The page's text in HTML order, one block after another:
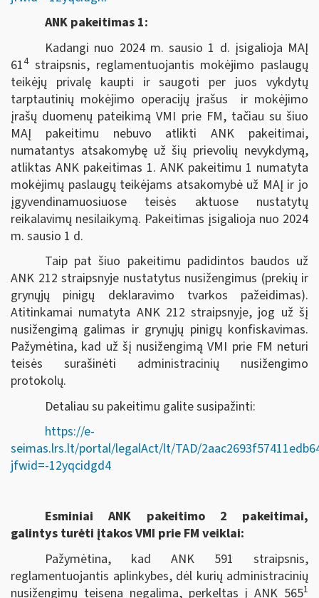
ANK pakeitimas 1:
Kadangi nuo 2024 m. sausio 1 d. įsigalioja MAĮ
614straipsnis, reglamentuojantis mokėjimo paslaugų
teikėjų privalę kaupti ir saugoti per juos vykdytų
tarptautinių mokėjimo operacijų įrašus ir mokėjimo
įrašų duomenų pateikimą VMI prie FM, tačiau su šiuo
MAĮ pakeitimu nebuvo atlikti ANK pakeitimai,
numatantys atsakomybę už šių prievolių nevykdymą,
atliktas ANK pakeitimas 1. ANK pakeitimu 1 numatyta
mokėjimų paslaugų teikėjams atsakomybė už MAĮ ir jo
įgyvendinamuosiuose teisės aktuose nustatytų
reikalavimų nesilaikymą. Pakeitimas įsigalioja nuo 2024
m. sausio 1 d.
Taip pat šiuo pakeitimu padidintos baudos už
ANK 212 straipsnyje nustatytus nusižengimus (prekių ir
grynųjų pinigų deklaravimo tvarkos pažeidimas).
Atitinkamai numatyta ANK 212 straipsnyje, jog už šį
nusižengimą galimas ir grynųjų pinigų konfiskavimas.
Pažymėtina, kad už šį nusižengimą VMI prie FM neturi
teisės surašinėti administracinių nusižengimo
protokolų.
Detaliau su pakeitimu galite susipažinti:
https://e-
seimas.lrs.lt/portal/legalAct/lt/TAD/
jfwid=-12yqcidgd4
Esminiai ANK pakeitimo 2 pakeitimai,
galintys turėti įtakos VMI prie FM veiklai:
Pažymėtina, kad ANK 591 straipsnis,
reglamentuojantis aplinkybes, dėl kurių administracinių
nusižengimų teisena negalima, perkeltas į ANK 5651